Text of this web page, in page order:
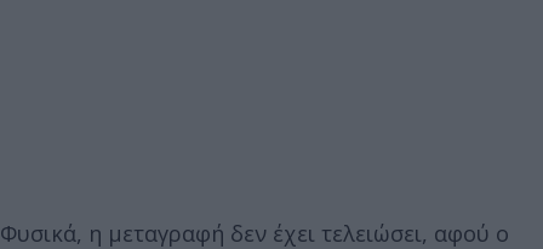
Φυσικά, η μεταγραφή δεν έχει τελειώσει, αφού ο